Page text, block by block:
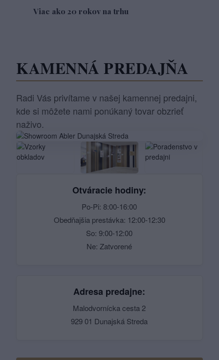
Viac ako 20 rokov na trhu
KAMENNÁ PREDAJŇA
Radi Vás privítame v našej kamennej predajni,
kde si môžete nami ponúkaný tovar obzrieť
naživo.
Otváracie hodiny:
Po-Pi: 8:00-16:00
Obedňajšia prestávka: 12:00-12:30
So: 9:00-12:00
Ne: Zatvorené
Adresa predajne:
Malodvornícka cesta 2
929 01 Dunajská Streda